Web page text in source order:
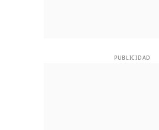
PUBLICIDAD